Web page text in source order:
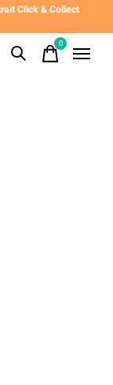
Click & Collect
0items